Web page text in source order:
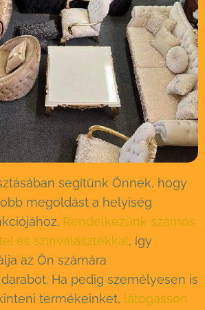
segítünk Önnek, hogy
megoldást a helyiség
Rendelkezünk számos
és színválasztékkal, így
az Ön számára
Ha pedig személyesen is
termékeinket, látogasson